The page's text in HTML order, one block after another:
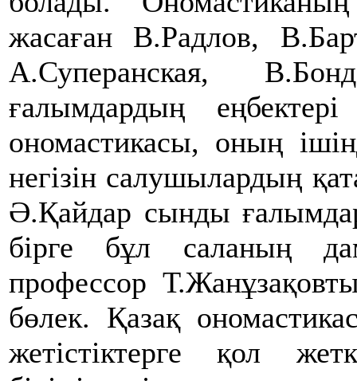
жасаған В.Радлов,
А.Суперанская,
ғалымдардың
ономастикасы, оның
негізін салушылардың
Ә.Қайдар сынды
бірге бұл саланың
профессор
бөлек. Қазақ
жетістіктерге қол